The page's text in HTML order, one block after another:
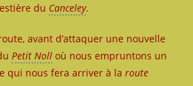
du Canceley.
avant d’attaquer une nouvelle
Petit Noll où nous empruntons un
qui nous fera arriver à laroute